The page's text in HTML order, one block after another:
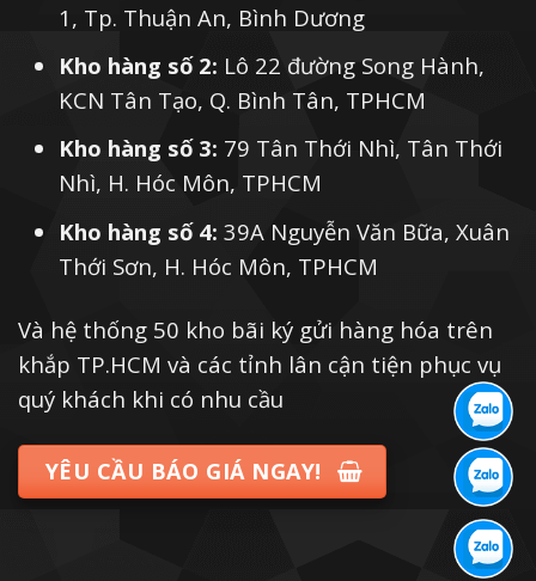
1, Tp. Thuận An, Bình Dương
Kho hàng số 2: Lô 22 đường Song Hành,
KCN Tân Tạo, Q. Bình Tân, TPHCM
Kho hàng số 3: 79 Tân Thới Nhì, Tân Thới
Nhì, H. Hóc Môn, TPHCM
Kho hàng số 4: 39A Nguyễn Văn Bữa, Xuân
Thới Sơn, H. Hóc Môn, TPHCM
Và hệ thống 50 kho bãi ký gửi hàng hóa trên
khắp TP.HCM và các tỉnh lân cận tiện phục vụ
quý khách khi có nhu cầu
YÊU CẦU BÁO GIÁ NGAY!